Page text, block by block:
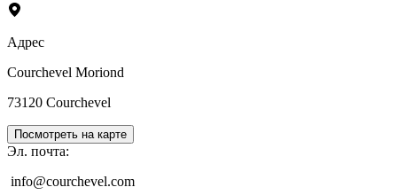
Адрес
Courchevel Moriond
73120 Courchevel
Посмотреть на карте
Эл. почта:
info@courchevel.com